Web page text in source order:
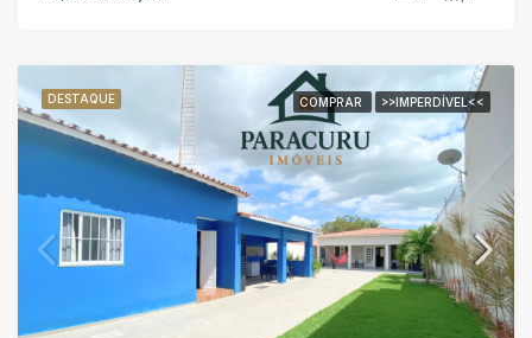
DESTAQUE COMPRAR >>IMPERDÍVEL<<